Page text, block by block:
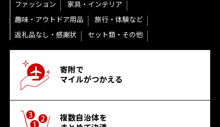
ファッション
家具・インテリア
趣味・アウトドア用品
旅行・体験など
返礼品なし・感謝状
セット類・その他
寄附で
マイルがつかえる
複数自治体を